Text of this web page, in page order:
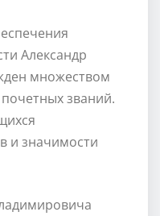
Александр
множеством
званий.
и значимости